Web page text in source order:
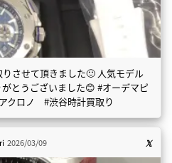
させて頂きました🙂 人気モデル
とうございました😊 #オーデマピ
クロノ #渋谷時計買取り
2026/03/09